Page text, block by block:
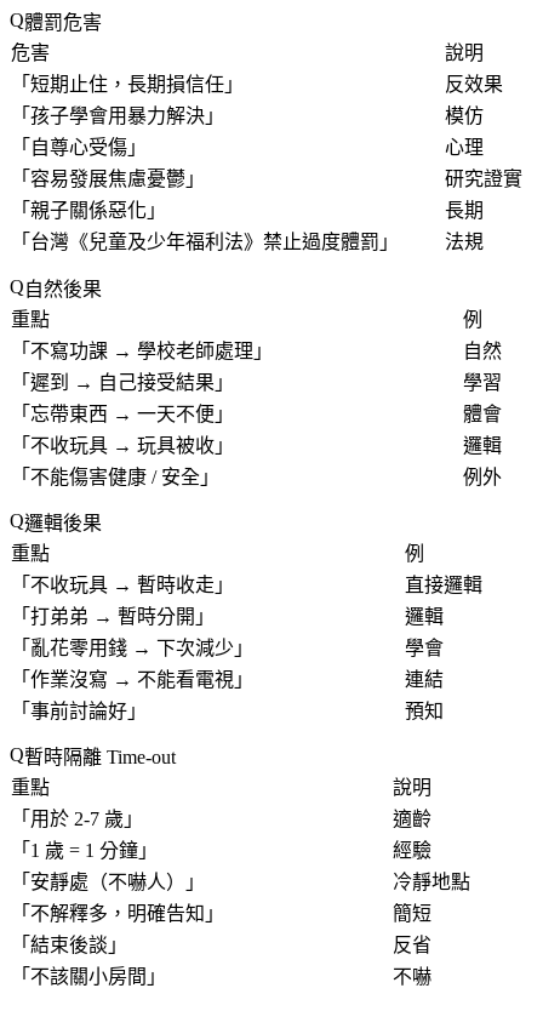
體罰危害
危害
說明
「 短期止住，長期損信任 」
反效果
「 孩子學會用暴力解決 」
模仿
「 自尊心受傷 」
心理
「 容易發展焦慮憂鬱 」
研究證實
「 親子關係惡化 」
長期
「 台灣《兒童及少年福利法》禁止過度體罰 」 法規
自然後果
重點
例
「 不寫功課 → 學校老師處理 」
自然
「 遲到 → 自己接受結果 」
學習
「 忘帶東西 → 一天不便 」
體會
「 不收玩具 → 玩具被收 」
邏輯
「 不能傷害健康 / 安全 」 例外
邏輯後果
重點
例
「 不收玩具 → 暫時收走 」
直接邏輯
「 打弟弟 → 暫時分開 」
邏輯
「 亂花零用錢 → 下次減少 」
學會
「 作業沒寫 → 不能看電視 」
連結
「 事前討論好 」 預知
暫時隔離 Time-out
重點
說明
「 用於 2-7 歲 」
適齡
「 1 歲 = 1 分鐘 」
經驗
「 安靜處（不嚇人） 」
冷靜地點
「 不解釋多，明確告知 」
簡短
「 結束後談 」
反省
「 不該關小房間 」 不嚇